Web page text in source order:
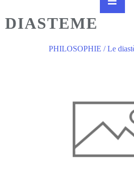
DIASTEME
PHILOSOPHIE / Le